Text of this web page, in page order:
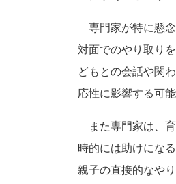
専門家が特に懸念
対面でのやり取り
どもとの会話や関
応性に影響する可
また専門家は、育
時的には助けにな
親子の直接的なや